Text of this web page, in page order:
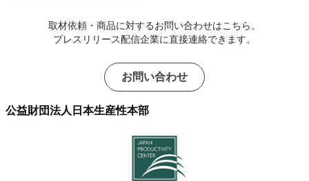
取材依頼・商品に対するお問い合わせはこちら。
プレスリリース配信企業に直接連絡できます。
お問い合わせ
公益財団法人日本生産性本部